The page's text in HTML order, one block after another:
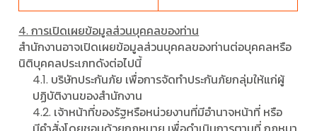
4. การเปิดเผยข้อมูลส่วนบุคคลของท่าน
สํานักงานอาจเปิดเผยข้อมูลส่วนบุคคลของท่านต่อบุคคลหรือ
นิติบุคคลประเภทดังต่อไปนี้
4.1. บริษัทประกันภัย เพื่อการจัดทําประกันภัยกลุ่มให้แก่ผู้
ปฏิบัติงานของสํานักงาน
4.2. เจ้าหน้าที่ของรัฐหรือหน่วยงานที่มีอํานาจหน้าที่ หรือ